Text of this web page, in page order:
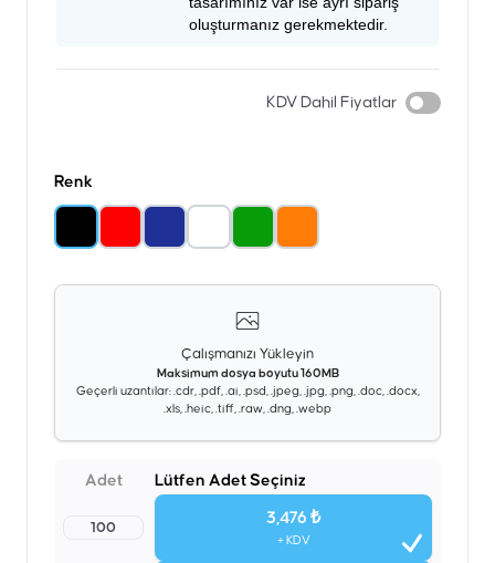
oluşturmanız gerekmektedir.
KDV Dahil Fiyatlar
Çalışmanızı Yükleyin
Maksimum dosya boyutu 160MB
Geçerli uzantılar: .cdr, .pdf, .ai, .psd, .jpeg, .jpg, .png, .doc, .docx,
.xls, .heic, .tiff, .raw, .dng, .webp
Renk
Adet Lütfen Adet Seçiniz
100
3,476 ₺
+ KDV